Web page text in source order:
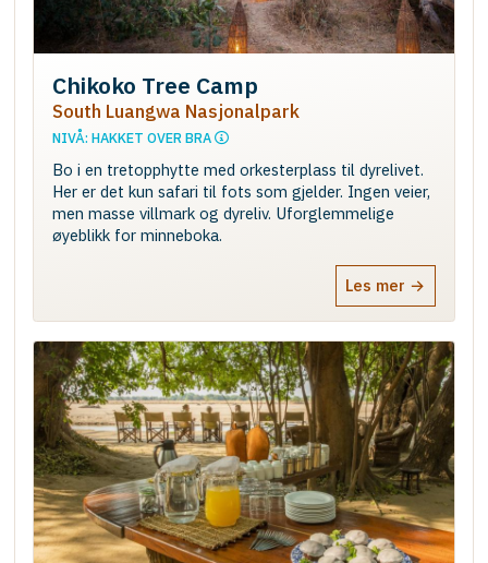
Chikoko Tree Camp
South Luangwa Nasjonalpark
NIVÅ: HAKKET OVER BRA
Bo i en tretopphytte med orkesterplass til dyrelivet.
Her er det kun safari til fots som gjelder. Ingen veier,
men masse villmark og dyreliv. Uforglemmelige
øyeblikk for minneboka.
Les mer →